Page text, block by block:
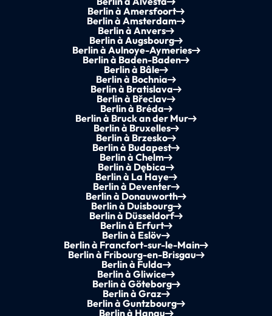
Berlin à Amersfoort
Berlin à Amsterdam
Berlin à Anvers
Berlin à Augsbourg
Berlin à Aulnoye-Aymeries
Berlin à Baden-Baden
Berlin à Bâle
Berlin à Bochnia
Berlin à Bratislava
Berlin à Břeclav
Berlin à Bréda
Berlin à Bruck an der Mur
Berlin à Bruxelles
Berlin à Brzesko
Berlin à Budapest
Berlin à Chelm
Berlin à Dębica
Berlin à La Haye
Berlin à Deventer
Berlin à Donauworth
Berlin à Duisbourg
Berlin à Düsseldorf
Berlin à Erfurt
Berlin à Eslöv
Berlin à Francfort-sur-le-Main
Berlin à Fribourg-en-Brisgau
Berlin à Fulda
Berlin à Gliwice
Berlin à Göteborg
Berlin à Graz
Berlin à Guntzbourg
Berlin à Hanau